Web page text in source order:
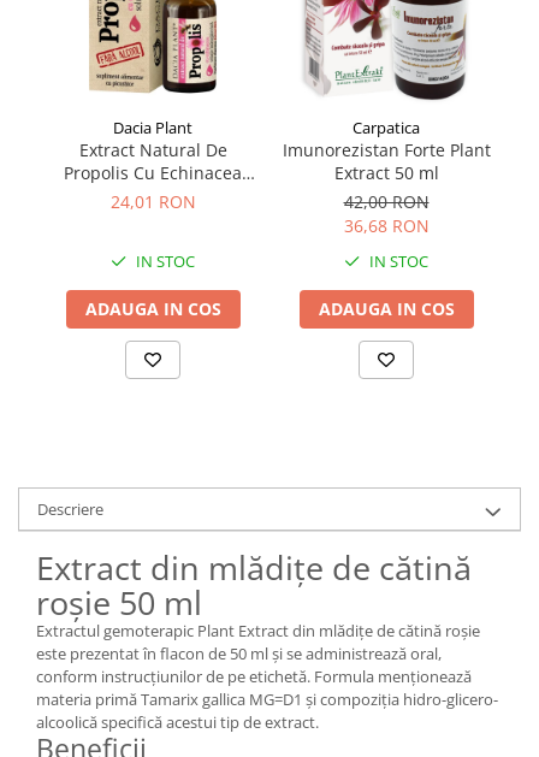
Dacia Plant
Extract Natural De
Propolis Cu Echinacea
Solutie Cu Picurator 20 ml
24,01 RON
IN STOC
ADAUGA IN COS
Carpatica
Imunorezistan Forte Plant
Extract 50 ml
42,00 RON
36,68 RON
IN STOC
ADAUGA IN COS
Descriere
Extract din mlădițe de cătină
roșie 50 ml
Extractul gemoterapic Plant Extract din mlădițe de cătină roșie
este prezentat în flacon de 50 ml și se administrează oral,
conform instrucțiunilor de pe etichetă. Formula menționează
materia primă Tamarix gallica MG=D1 și compoziția hidro-glicero-
alcoolică specifică acestui tip de extract.
Beneficii